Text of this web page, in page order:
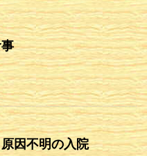
因不明の入院